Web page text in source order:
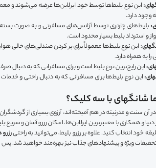
این نوع بلیط‌ها توسط خود ایرلاین‌ها عرضه می‌شوند و
وجود دارد.
بلیط‌های چارتری توسط آژانس‌های مسافرتی و به صورت
و استرداد بلیط بسیار محدود است.
این نوع بلیط‌ها معمولاً برای پر کردن صندلی‌های خالی
به همراه دارد.
این رایج‌ترین نوع بلیط است و برای مسافرانی که به
این نوع بلیط‌ها برای مسافرانی که به دنبال راحتی و
شانگهای با سه کلیک؟
سنت و مدرنیته در هم آمیخته‌اند، آرزوی بسیاری از
دنیا و همکاری با معتبرترین ایرلاین‌ها، امکان رزرو آسان و
خود انتخاب کنید. علاوه بر رزرو بلیط، می‌توانید به راحتی
ویژه و پیشنهادهای جذاب نیز بهره‌مند خواهید شد. پس